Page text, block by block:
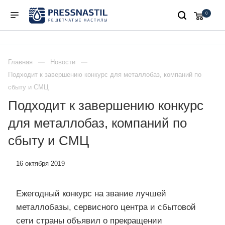
0
Главная
Новости
Подходит к завершению конкурс для металлобаз, компаний по
сбыту и СМЦ
Подходит к завершению конкурс
для металлобаз, компаний по
сбыту и СМЦ
16 октября 2019
Ежегодный конкурс на звание лучшей
металлобазы, сервисного центра и сбытовой
сети страны объявил о прекращении